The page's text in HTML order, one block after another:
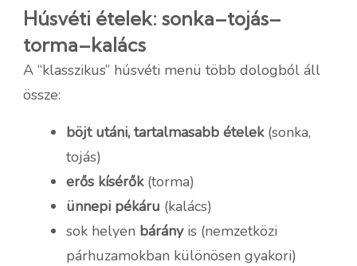
Húsvéti ételek: sonka–tojás–
torma–kalács
A “klasszikus” húsvéti menü több dologból áll
össze:
böjt utáni, tartalmasabb ételek(sonka,
tojás)
erős kísérők(torma)
ünnepi pékáru (kalács)
sok helyen bárányis (nemzetközi
párhuzamokban különösen gyakori)